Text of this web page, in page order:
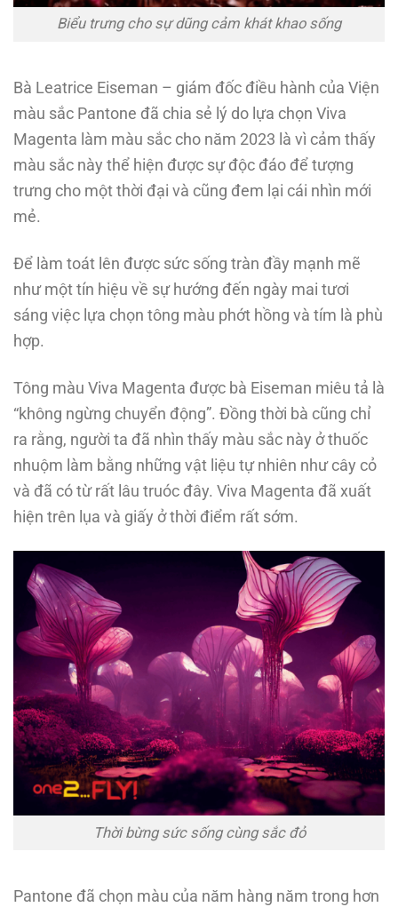
Biểu trưng cho sự dũng cảm khát khao sống
Bà Leatrice Eiseman – giám đốc điều hành của Viện
màu sắc Pantone đã chia sẻ lý do lựa chọn Viva
Magenta làm màu sắc cho năm 2023 là vì cảm thấy
màu sắc này thể hiện được sự độc đáo để tượng
trưng cho một thời đại và cũng đem lại cái nhìn mới
mẻ.
Để làm toát lên được sức sống tràn đầy mạnh mẽ
như một tín hiệu về sự hướng đến ngày mai tươi
sáng việc lựa chọn tông màu phớt hồng và tím là phù
hợp.
Tông màu Viva Magenta được bà Eiseman miêu tả là
“không ngừng chuyển động”. Đồng thời bà cũng chỉ
ra rằng, người ta đã nhìn thấy màu sắc này ở thuốc
nhuộm làm bằng những vật liệu tự nhiên như cây cỏ
và đã có từ rất lâu truóc đây. Viva Magenta đã xuất
hiện trên lụa và giấy ở thời điểm rất sớm.
Thời bừng sức sống cùng sắc đỏ
Pantone đã chọn màu của năm hàng năm trong hơn